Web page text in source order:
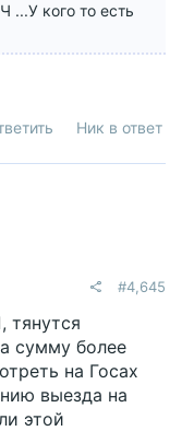
...У кого то есть
Ник в ответ
#4,645
тянутся
сумму более
на Госах
выезда на
этой